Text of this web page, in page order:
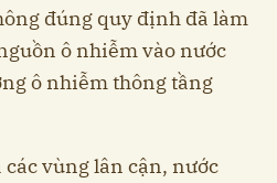
đúng quy định đã làm
ô nhiễm vào nước
ô nhiễm thông tầng
vùng lân cận, nước